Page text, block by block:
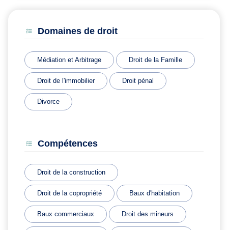
Domaines de droit
Médiation et Arbitrage Droit de la Famille
Droit de l'immobilier Droit pénal
Divorce
Compétences
Droit de la construction
Droit de la copropriété Baux d'habitation
Baux commerciaux Droit des mineurs